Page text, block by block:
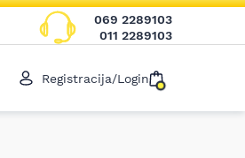
069 2289103
011 2289103
Registracija/Login